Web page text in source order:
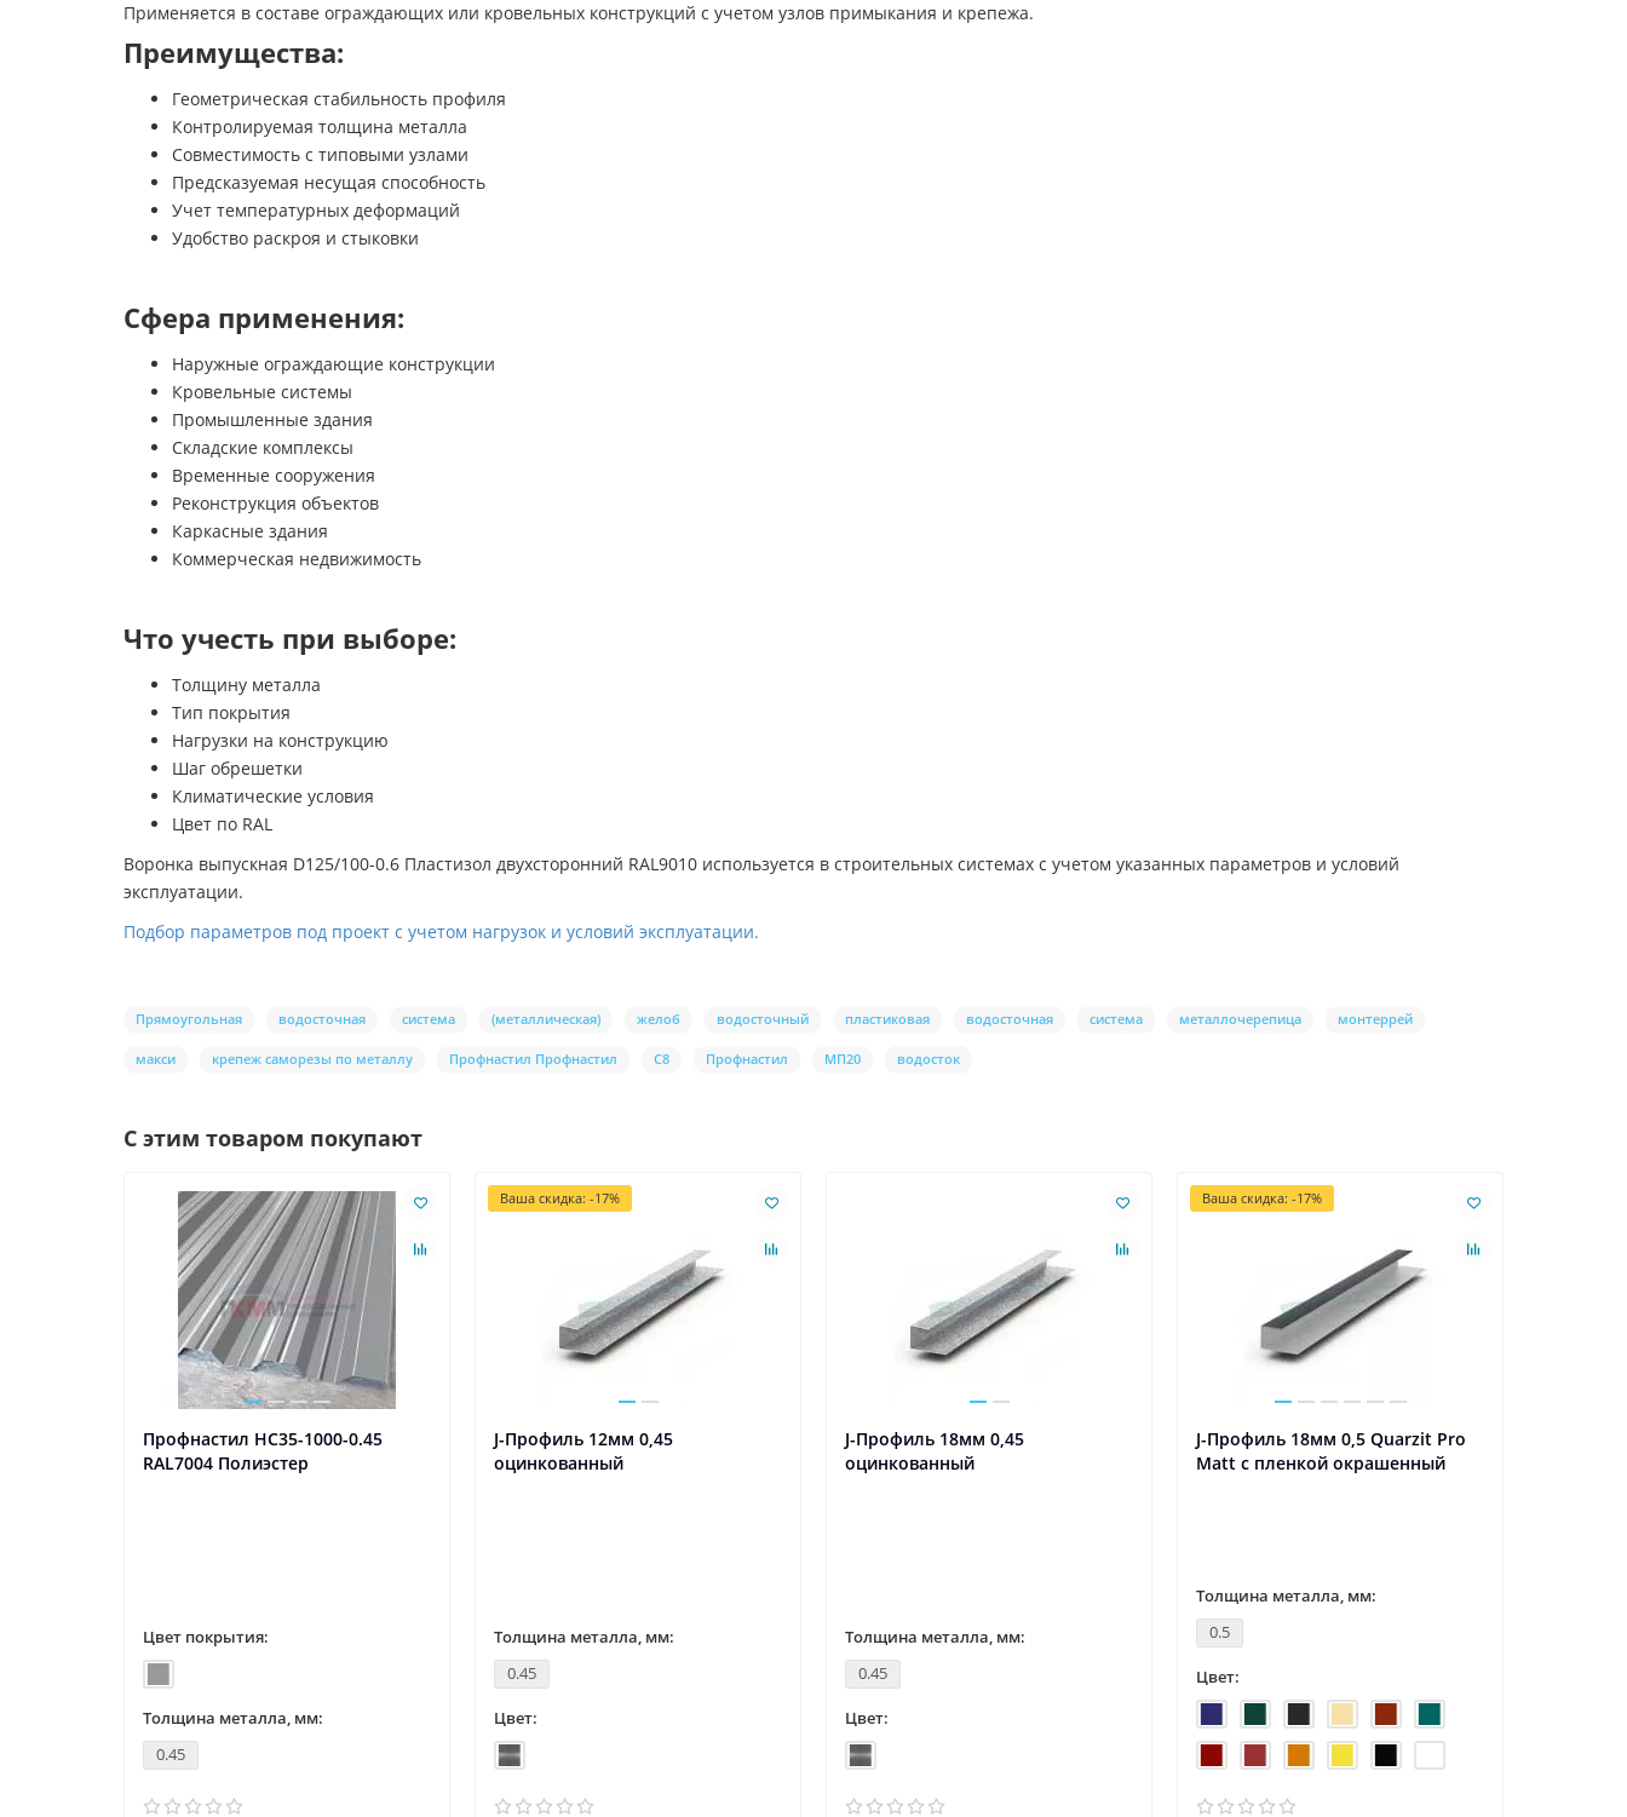
Применяется в составе ограждающих или кровельных конструкций с учетом узлов примыкания и крепежа.
Преимущества:
Геометрическая стабильность профиля
Контролируемая толщина металла
Совместимость с типовыми узлами
Предсказуемая несущая способность
Учет температурных деформаций
Удобство раскроя и стыковки
Сфера применения:
Наружные ограждающие конструкции
Кровельные системы
Промышленные здания
Складские комплексы
Временные сооружения
Реконструкция объектов
Каркасные здания
Коммерческая недвижимость
Что учесть при выборе:
Толщину металла
Тип покрытия
Нагрузки на конструкцию
Шаг обрешетки
Климатические условия
Цвет по RAL
Воронка выпускная D125/100-0.6 Пластизол двухсторонний RAL9010 используется в строительных системах с учетом указанных параметров и условий
эксплуатации.
Подбор параметров под проект с учетом нагрузок и условий эксплуатации.
Прямоугольная водосточная система (металлическая) желоб водосточный пластиковая водосточная система металлочерепица монтеррей
макси крепеж саморезы по металлу Профнастил Профнастил С8 Профнастил МП20 водосток
С этим товаром покупают
Профнастил НС35-1000-0.45
RAL7004 Полиэстер
Цвет покрытия:
Толщина металла, мм:
0.45
Ваша скидка: -17%
J-Профиль 12мм 0,45
оцинкованный
Толщина металла, мм:
0.45
Цвет:
J-Профиль 18мм 0,45
оцинкованный
Толщина металла, мм:
0.45
Цвет:
Ваша скидка: -17%
J-Профиль 18мм 0,5 Quarzit Pro
Matt с пленкой окрашенный
Толщина металла, мм:
0.5
Цвет: